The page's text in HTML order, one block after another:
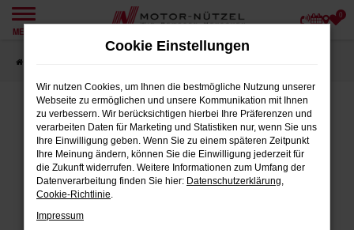
Zum
springen
MENÜ
0
FEHLER: NETWORK ERROR
Beim Laden ist ein Fehler aufgetreten.
Hier sind ein paar Tipps, die dir helfen können:
Überprüfe deine Firewall und deine
Cookie Einstellungen
Wir nutzen Cookies, um Ihnen die bestmögliche Nutzung unserer
Webseite zu ermöglichen und unsere Kommunikation mit Ihnen
zu verbessern. Wir berücksichtigen hierbei Ihre Präferenzen und
verarbeiten Daten für Marketing und Statistiken nur, wenn Sie uns
Ihre Einwilligung geben. Wenn Sie zu einem späteren Zeitpunkt
Ihre Meinung ändern, können Sie die Einwilligung jederzeit für
die Zukunft widerrufen. Weitere Informationen zum Umfang der
Datenverarbeitung finden Sie hier: Datenschutzerklärung,
Cookie-Richtlinie.
Impressum